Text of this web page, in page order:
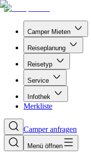
Camper Mieten
Reiseplanung
Reisetyp
Service
Infothek
Merkliste
Camper anfragen
Menü öffnen